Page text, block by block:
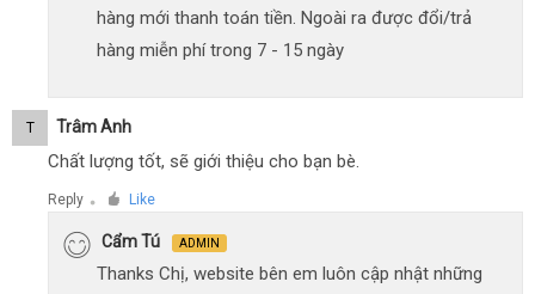
hàng mới thanh toán tiền. Ngoài ra được đổi/trả
hàng miễn phí trong 7 - 15 ngày
T Trâm Anh
Chất lượng tốt, sẽ giới thiệu cho bạn bè.
Reply ● Like
Cẩm Tú ADMIN
Thanks Chị, website bên em luôn cập nhật những